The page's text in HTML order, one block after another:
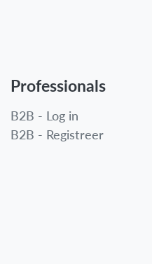
Professionals
B2B - Log in
B2B - Registreer